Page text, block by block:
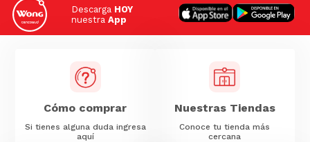
Descarga HOY
nuestra App
Cómo comprar
Si tienes alguna duda ingresa
aquí
Nuestras Tiendas
Conoce tu tienda más
cercana